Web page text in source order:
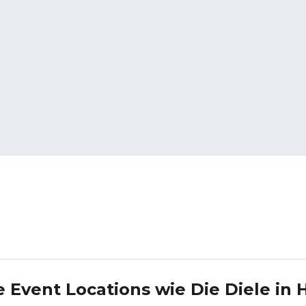
Event Locations wie Die Diele in